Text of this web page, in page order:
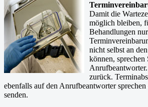
Damit die
möglich bleiben,
Behandlungen
nicht selbst an
können, sprechen
zurück.
ebenfalls auf den Anrufbeantworter
senden.